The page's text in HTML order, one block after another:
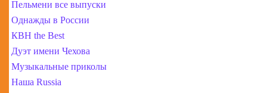
Пельмени все выпуски
Однажды в России
КВН the Best
Дуэт имени Чехова
Музыкальные приколы
Наша Russia